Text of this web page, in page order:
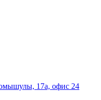
17а, офис 24